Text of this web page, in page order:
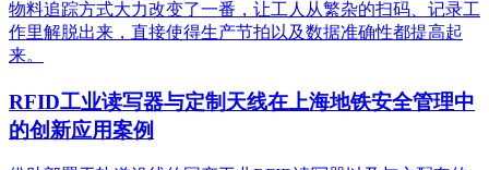
物料追踪方式大力改变了一番，让工人从繁杂的扫码、记录工
作里解脱出来，直接使得生产节拍以及数据准确性都提高起
来。
RFID工业读写器与定制天线在上海地铁安全管理中
的创新应用案例